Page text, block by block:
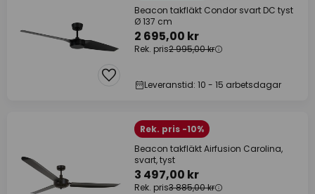
Beacon takfläkt Condor svart DC tyst
Ø 137 cm
2 695,00 kr
Rek. pris2 995,00 kr
Leveranstid: 10 - 15 arbetsdagar
Rek. pris -10%
Beacon takfläkt Airfusion Carolina,
svart, tyst
3 497,00 kr
Rek. pris3 885,00 kr